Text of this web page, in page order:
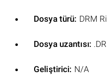
Dosya türü: DRM
Dosya uzantısı:
Geliştirici: N/A